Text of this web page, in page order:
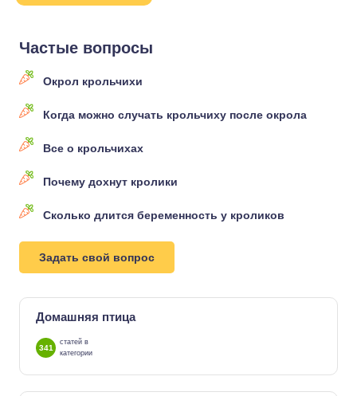
Частые вопросы
Окрол крольчихи
Когда можно случать крольчиху после окрола
Все о крольчихах
Почему дохнут кролики
Сколько длится беременность у кроликов
Задать свой вопрос
Домашняя птица
341
статей в
категории